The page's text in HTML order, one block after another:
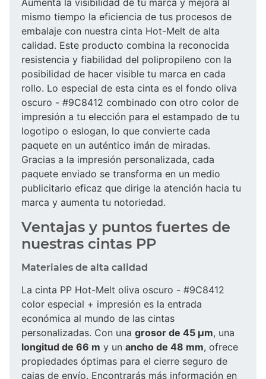
mismo tiempo la eficiencia de tus procesos de
embalaje con nuestra cinta Hot-Melt de alta
calidad. Este producto combina la reconocida
resistencia y fiabilidad del polipropileno con la
posibilidad de hacer visible tu marca en cada
rollo. Lo especial de esta cinta es el fondo oliva
oscuro - #9C8412 combinado con otro color de
impresión a tu elección para el estampado de tu
logotipo o eslogan, lo que convierte cada
paquete en un auténtico imán de miradas.
Gracias a la impresión personalizada, cada
paquete enviado se transforma en un medio
publicitario eficaz que dirige la atención hacia tu
marca y aumenta tu notoriedad.
Ventajas y puntos fuertes de
nuestras cintas PP
Materiales de alta calidad
La cinta PP Hot-Melt oliva oscuro - #9C8412
color especial + impresión es la entrada
económica al mundo de las cintas
personalizadas. Con una grosor de 45 µm, una
longitud de 66 m y un ancho de 48 mm, ofrece
propiedades óptimas para el cierre seguro de
cajas de envío. Encontrarás más información en